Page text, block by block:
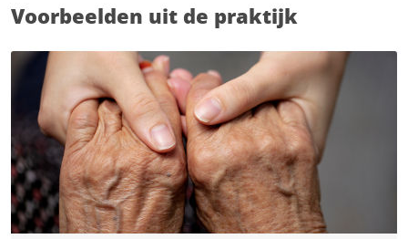
die mantelzorg bieden. Mantelzorg kan veel
zwaar worden. Enkele voorbeelden hiervan zijn een
langdurige ziekte, bij iemand die lijdt aan
geheugenverlies of als de relatie verandert.
Voorbeelden uit de praktijk